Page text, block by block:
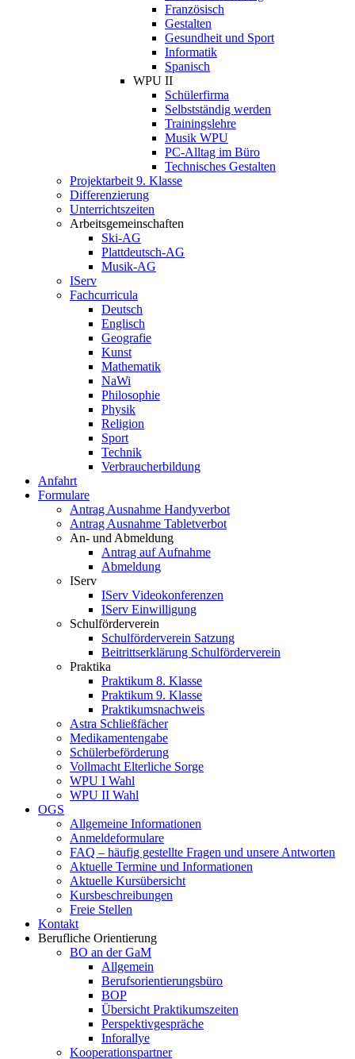
Französisch
Gestalten
Gesundheit und Sport
Informatik
Spanisch
WPU II
Schülerfirma
Selbstständig werden
Trainingslehre
Musik WPU
PC-Alltag im Büro
Technisches Gestalten
Projektarbeit 9. Klasse
Differenzierung
Unterrichtszeiten
Arbeitsgemeinschaften
Ski-AG
Plattdeutsch-AG
Musik-AG
IServ
Fachcurricula
Deutsch
Englisch
Geografie
Kunst
Mathematik
NaWi
Philosophie
Physik
Religion
Sport
Technik
Verbraucherbildung
Anfahrt
Formulare
Antrag Ausnahme Handyverbot
Antrag Ausnahme Tabletverbot
An- und Abmeldung
Antrag auf Aufnahme
Abmeldung
IServ
IServ Videokonferenzen
IServ Einwilligung
Schulförderverein
Schulförderverein Satzung
Beitrittserklärung Schulförderverein
Praktika
Praktikum 8. Klasse
Praktikum 9. Klasse
Praktikumsnachweis
Astra Schließfächer
Medikamentengabe
Schülerbeförderung
Vollmacht Elterliche Sorge
WPU I Wahl
WPU II Wahl
OGS
Allgemeine Informationen
Anmeldeformulare
FAQ – häufig gestellte Fragen und unsere Antworten
Aktuelle Termine und Informationen
Aktuelle Kursübersicht
Kursbeschreibungen
Freie Stellen
Kontakt
Berufliche Orientierung
BO an der GaM
Allgemein
Berufsorientierungsbüro
BOP
Übersicht Praktikumszeiten
Perspektivgespräche
Inforallye
Kooperationspartner